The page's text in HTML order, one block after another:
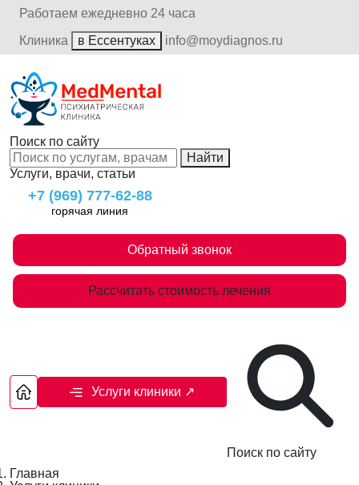
Работаем ежедневно 24 часа
Клиника
в Ессентуках info@moydiagnos.ru
Поиск по сайту
Найти
Услуги, врачи, статьи
+7 (969) 777-62-88
горячая линия
Обратный звонок
Рассчитать стоимость лечения
Услуги клиники ↗
Поиск по сайту
Главная